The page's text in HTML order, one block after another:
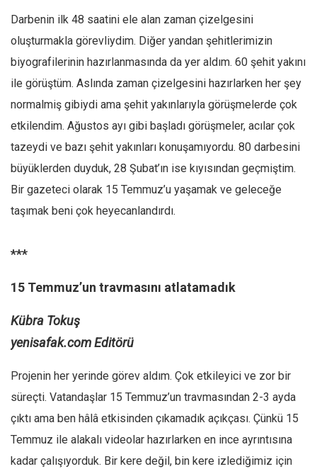
Darbenin ilk 48 saatini ele alan zaman çizelgesini
oluşturmakla görevliydim. Diğer yandan şehitlerimizin
biyografilerinin hazırlanmasında da yer aldım. 60 şehit yakını
ile görüştüm. Aslında zaman çizelgesini hazırlarken her şey
normalmiş gibiydi ama şehit yakınlarıyla görüşmelerde çok
etkilendim. Ağustos ayı gibi başladı görüşmeler, acılar çok
tazeydi ve bazı şehit yakınları konuşamıyordu. 80 darbesini
büyüklerden duyduk, 28 Şubat’ın ise kıyısından geçmiştim.
Bir gazeteci olarak 15 Temmuz’u yaşamak ve geleceğe
taşımak beni çok heyecanlandırdı.
***
15 Temmuz’un travmasını atlatamadık
Kübra Tokuş
yenisafak.com Editörü
Projenin her yerinde görev aldım. Çok etkileyici ve zor bir
süreçti. Vatandaşlar 15 Temmuz’un travmasından 2-3 ayda
çıktı ama ben hâlâ etkisinden çıkamadık açıkçası. Çünkü 15
Temmuz ile alakalı videolar hazırlarken en ince ayrıntısına
kadar çalışıyorduk. Bir kere değil, bin kere izlediğimiz için